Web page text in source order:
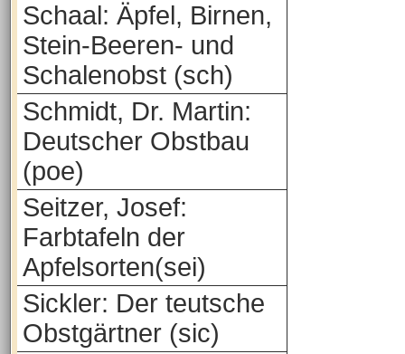
Schaal: Äpfel, Birnen,
Stein-Beeren- und
Schalenobst (sch)
Schmidt, Dr. Martin:
Deutscher Obstbau
(poe)
Seitzer, Josef:
Farbtafeln der
Apfelsorten(sei)
Sickler: Der teutsche
Obstgärtner (sic)